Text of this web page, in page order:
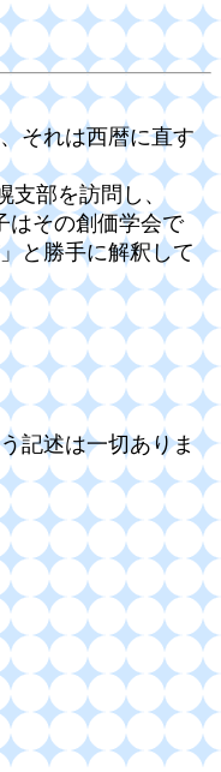
それは西暦に直す
支部を訪問し、
はその創価学会で
と勝手に解釈して
記述は一切ありま